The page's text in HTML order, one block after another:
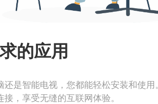
的应用
是智能电视，您都能轻松安装和使用。
，享受无缝的互联网体验。